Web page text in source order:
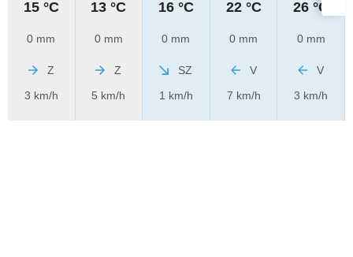
15 °C
0 mm
Z
3 km/h
13 °C
0 mm
Z
5 km/h
16 °C
0 mm
SZ
1 km/h
22 °C
0 mm
V
7 km/h
26 °C
0 mm
V
3 km/h